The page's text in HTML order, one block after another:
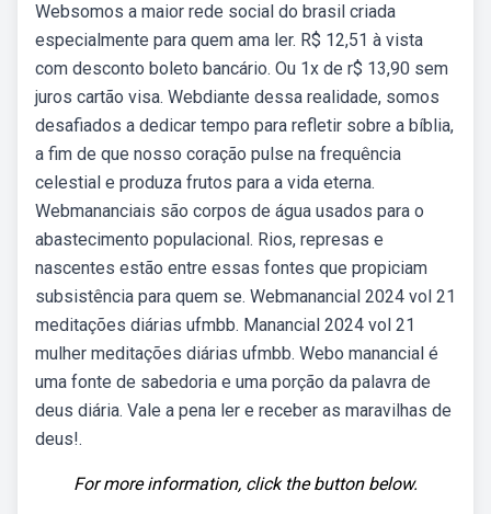
Websomos a maior rede social do brasil criada
especialmente para quem ama ler. R$ 12,51 à vista
com desconto boleto bancário. Ou 1x de r$ 13,90 sem
juros cartão visa. Webdiante dessa realidade, somos
desafiados a dedicar tempo para refletir sobre a bíblia,
a fim de que nosso coração pulse na frequência
celestial e produza frutos para a vida eterna.
Webmananciais são corpos de água usados para o
abastecimento populacional. Rios, represas e
nascentes estão entre essas fontes que propiciam
subsistência para quem se. Webmanancial 2024 vol 21
meditações diárias ufmbb. Manancial 2024 vol 21
mulher meditações diárias ufmbb. Webo manancial é
uma fonte de sabedoria e uma porção da palavra de
deus diária. Vale a pena ler e receber as maravilhas de
deus!.
For more information, click the button below.